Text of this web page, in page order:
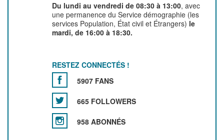
Du lundi au vendredi de 08:30 à 13:00, avec
une permanence du Service démographie (les
services Population, État civil et Étrangers) le
mardi, de 16:00 à 18:30.
RESTEZ CONNECTÉS !
5907 FANS
665 FOLLOWERS
958 ABONNÉS